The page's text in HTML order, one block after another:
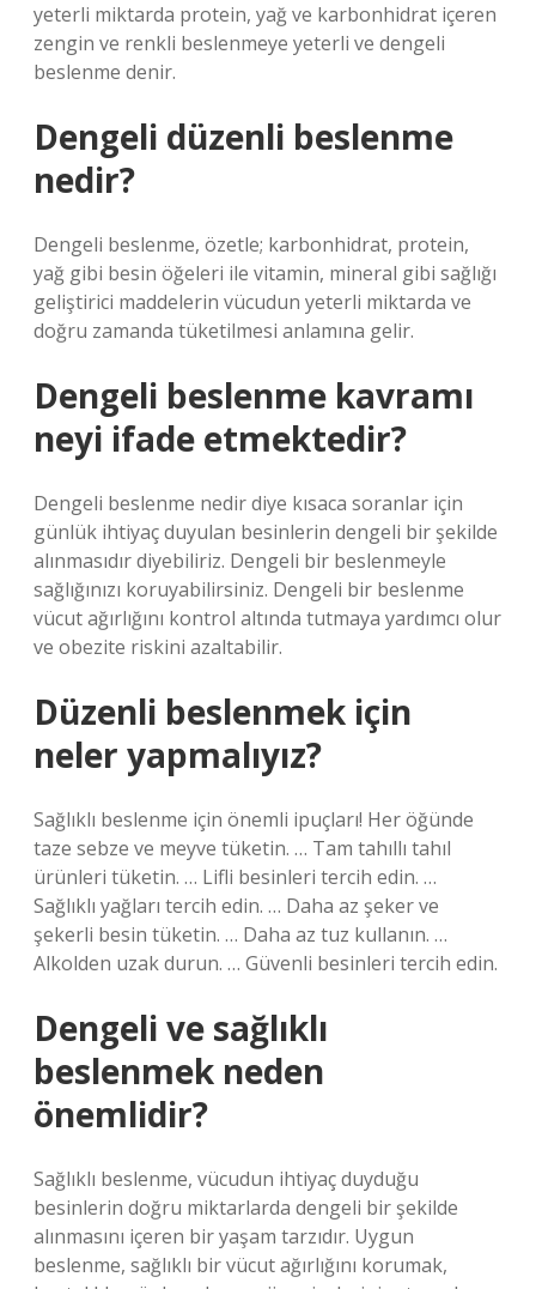
yeterli miktarda protein, yağ ve karbonhidrat içeren
zengin ve renkli beslenmeye yeterli ve dengeli
beslenme denir.
Dengeli düzenli beslenme
nedir?
Dengeli beslenme, özetle; karbonhidrat, protein,
yağ gibi besin öğeleri ile vitamin, mineral gibi sağlığı
geliştirici maddelerin vücudun yeterli miktarda ve
doğru zamanda tüketilmesi anlamına gelir.
Dengeli beslenme kavramı
neyi ifade etmektedir?
Dengeli beslenme nedir diye kısaca soranlar için
günlük ihtiyaç duyulan besinlerin dengeli bir şekilde
alınmasıdır diyebiliriz. Dengeli bir beslenmeyle
sağlığınızı koruyabilirsiniz. Dengeli bir beslenme
vücut ağırlığını kontrol altında tutmaya yardımcı olur
ve obezite riskini azaltabilir.
Düzenli beslenmek için
neler yapmalıyız?
Sağlıklı beslenme için önemli ipuçları! Her öğünde
taze sebze ve meyve tüketin. … Tam tahıllı tahıl
ürünleri tüketin. … Lifli besinleri tercih edin. …
Sağlıklı yağları tercih edin. … Daha az şeker ve
şekerli besin tüketin. … Daha az tuz kullanın. …
Alkolden uzak durun. … Güvenli besinleri tercih edin.
Dengeli ve sağlıklı
beslenmek neden
önemlidir?
Sağlıklı beslenme, vücudun ihtiyaç duyduğu
besinlerin doğru miktarlarda dengeli bir şekilde
alınmasını içeren bir yaşam tarzıdır. Uygun
beslenme, sağlıklı bir vücut ağırlığını korumak,